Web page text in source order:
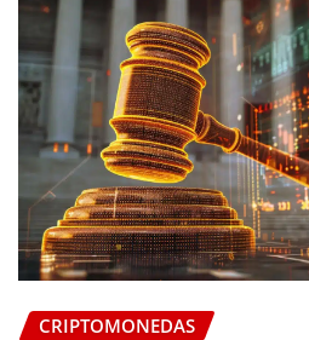
CRIPTOMONEDAS